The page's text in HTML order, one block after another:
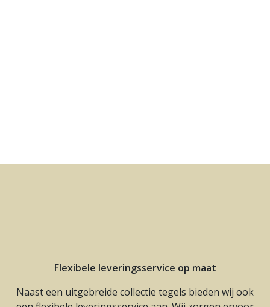
Flexibele leveringsservice op maat
Naast een uitgebreide collectie tegels bieden wij ook